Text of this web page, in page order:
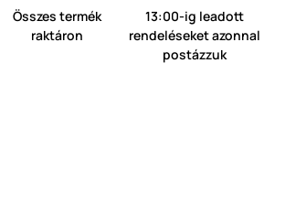
Összes termék
raktáron
13:00-ig leadott
rendeléseket azonnal
postázzuk